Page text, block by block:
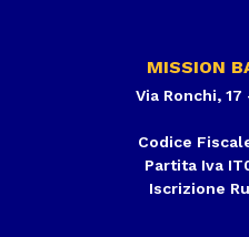
MISSION
Via Ronchi,
Codice
Partita Iva
Iscrizione